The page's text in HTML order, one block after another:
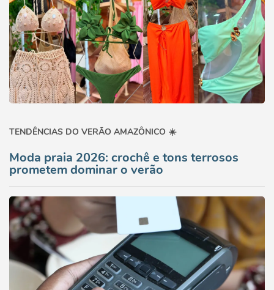
TENDÊNCIAS DO VERÃO AMAZÔNICO ☀️
Moda praia 2026: crochê e tons terrosos
prometem dominar o verão